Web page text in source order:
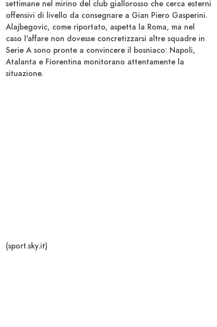
settimane nel mirino del club giallorosso che cerca esterni
offensivi di livello da consegnare a Gian Piero Gasperini.
Alajbegovic, come riportato, aspetta la Roma, ma nel
caso l'affare non dovesse concretizzarsi altre squadre in
Serie A sono pronte a convincere il bosniaco: Napoli,
Atalanta e Fiorentina monitorano attentamente la
situazione.
(sport.sky.it)